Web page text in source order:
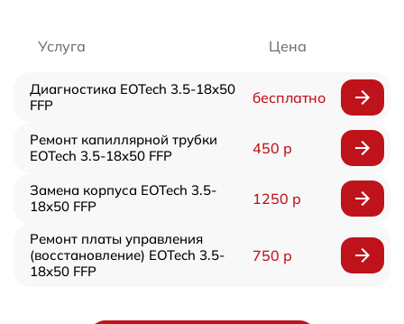
Услуга Цена
Диагностика EOTech 3.5-18x50
FFP
бесплатно
Ремонт капиллярной трубки
EOTech 3.5-18x50 FFP
450 р
Замена корпуса EOTech 3.5-
18x50 FFP
1250 р
Ремонт платы управления
(восстановление) EOTech 3.5-
18x50 FFP
750 р